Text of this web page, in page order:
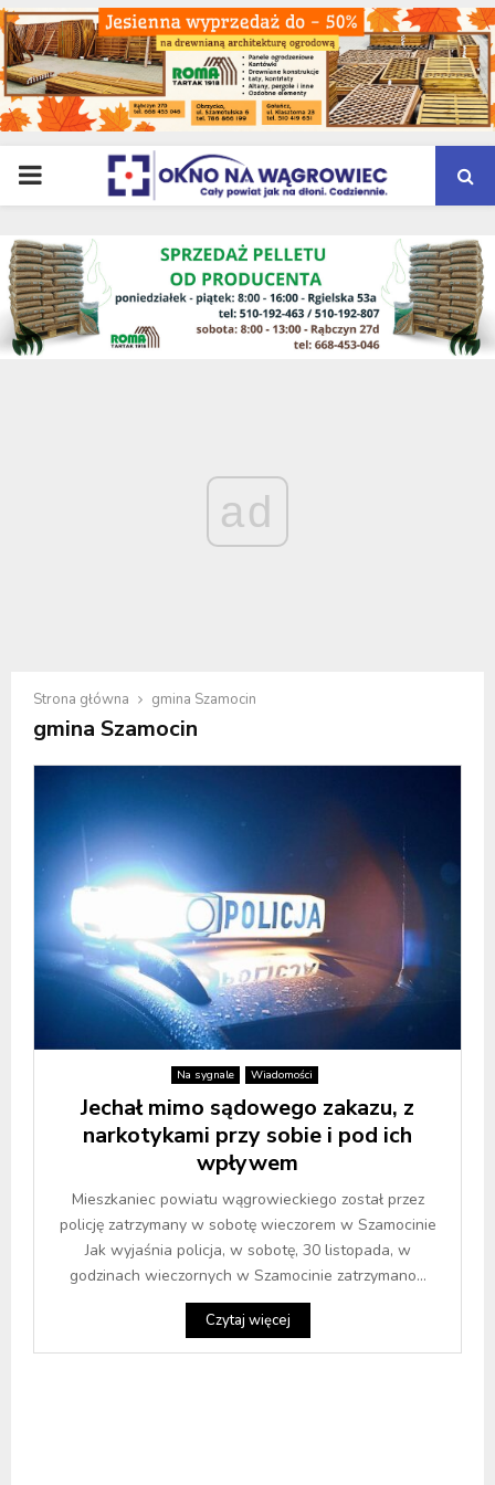
PRIMARY
MENU
ad
Strona główna gmina Szamocin
gmina Szamocin
Na sygnale Wiadomości
Jechał mimo sądowego zakazu, z
narkotykami przy sobie i pod ich
wpływem
Mieszkaniec powiatu wągrowieckiego został przez
policję zatrzymany w sobotę wieczorem w Szamocinie
Jak wyjaśnia policja, w sobotę, 30 listopada, w
godzinach wieczornych w Szamocinie zatrzymano...
Czytaj więcej